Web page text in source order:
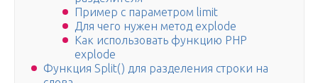
Пример с параметром limit
Для чего нужен метод explode
Как использовать функцию PHP
explode
Функция Split() для разделения строки на